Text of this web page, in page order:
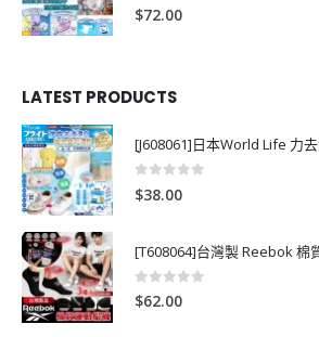
0out of 5
$72.00
LATEST PRODUCTS
[J608061]日本World Life 力
0
$38.00
[T608064]台灣製 Reebok 棉
0 out of 5
$62.00